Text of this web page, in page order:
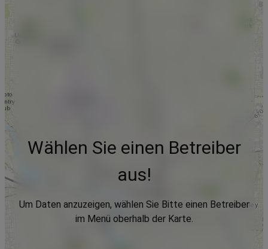
Wählen Sie einen Betreiber
aus!
Um Daten anzuzeigen, wählen Sie Bitte einen Betreiber
im Menü oberhalb der Karte.